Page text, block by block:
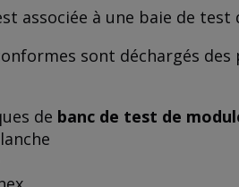
associée à une baie de test
sont déchargés
de banc de test de